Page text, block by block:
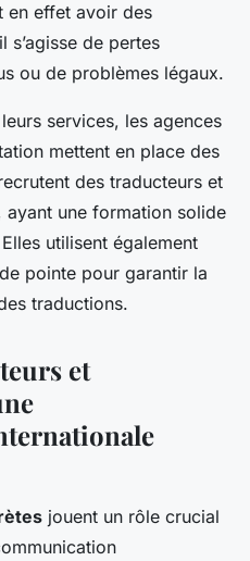
en effet avoir des
s’agisse de pertes
ou de problèmes légaux.
services, les agences
mettent en place des
des traducteurs et
une formation solide
utilisent également
pointe pour garantir la
traductions.
et
jouent un rôle crucial